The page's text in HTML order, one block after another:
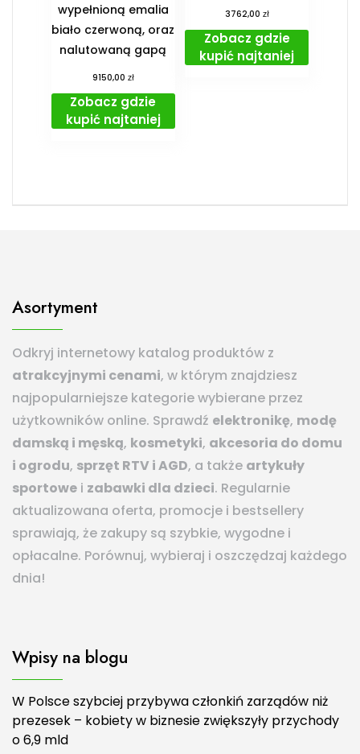
wypełnioną emalia
biało czerwoną, oraz
nalutowaną gapą
9150,00 zł
Zobacz gdzie
kupić najtaniej
3762,00 zł
Zobacz gdzie
kupić najtaniej
Asortyment
Odkryj internetowy katalog produktów z
atrakcyjnymi cenami, w którym znajdziesz
najpopularniejsze kategorie wybierane przez
użytkowników online. Sprawdź elektronikę, modę
damską i męską, kosmetyki, akcesoria do domu
i ogrodu, sprzęt RTV i AGD, a także artykuły
sportowe i zabawki dla dzieci. Regularnie
aktualizowana oferta, promocje i bestsellery
sprawiają, że zakupy są szybkie, wygodne i
opłacalne. Porównuj, wybieraj i oszczędzaj każdego
dnia!
Wpisy na blogu
W Polsce szybciej przybywa członkiń zarządów niż
prezesek – kobiety w biznesie zwiększyły przychody
o 6,9 mld